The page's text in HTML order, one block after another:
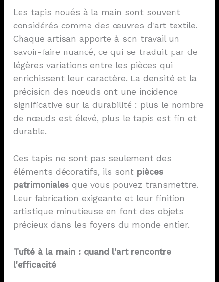
Les tapis noués à la main sont souvent
considérés comme des œuvres d'art textile.
Chaque artisan apporte à son travail un
savoir-faire nuancé, ce qui se traduit par de
légères variations entre les pièces qui
enrichissent leur caractère. La densité et la
précision des nœuds ont une incidence
significative sur la durabilité : plus le nombre
de nœuds est élevé, plus le tapis est fin et
durable.
Ces tapis ne sont pas seulement des
éléments décoratifs, ils sont pièces
patrimonialesque vous pouvez transmettre.
Leur fabrication exigeante et leur finition
artistique minutieuse en font des objets
précieux dans les foyers du monde entier.
Tufté à la main : quand l'art rencontre
l'efficacité